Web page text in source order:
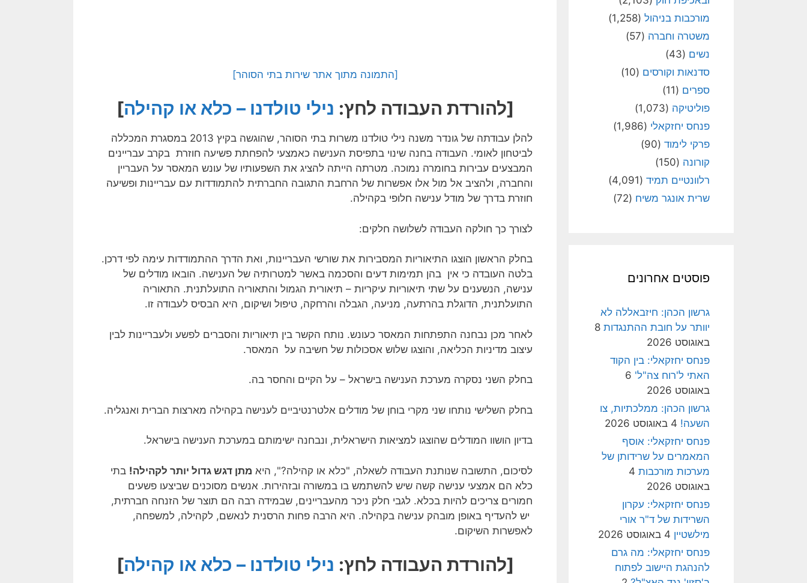
[התמונה מתוך אתר שירות בתי הסוהר]
[להורדת העבודה לחץ: נילי טולדנו – כלא או קהילה]
להלן עבודתה של גונדר משנה נילי טולדנו משרות בתי הסוהר, שהוגשה בקיץ 2013 במסגרת המכללה
לביטחון לאומי. העבודה בחנה שינוי בתפיסת הענישה כאמצעי להפחתת פשיעה חוזרת בקרב עבריינים
המבצעים עבירות בחומרה נמוכה. מטרתה הייתה להציג את השפעותיו של עונש המאסר על העבריין
והחברה, ולהציב אל מול אלו אפשרות של הרחבת התגובה החברתית להתמודדות עם עבריינות ופשיעה
חוזרת בדרך של מודל ענישה חלופי בקהילה.
לצורך כך חולקה העבודה לשלושה חלקים:
בחלק הראשון הוצגו התיאוריות המסבירות את שורשי העבריינות, ואת הדרך ההתמודדות עימה לפי דרכן.
בלטה העובדה כי אין בהן תמימות דעים והסכמה באשר למטרותיה של הענישה. הובאו מודלים של
ענישה, הנשענים על שתי תיאוריות עיקריות – תיאורית הגמול והתאוריה התועלתנית. התאוריה
התועלתנית, הדוגלת בהרתעה, מניעה, הגבלה והרחקה, טיפול ושיקום, היא הבסיס לעבודה זו.
לאחר מכן נבחנה התפתחות המאסר כעונש. נותח הקשר בין תיאוריות והסברים לפשע ולעבריינות לבין
עיצוב מדיניות הכליאה, והוצגו שלוש אסכולות של חשיבה על המאסר.
בחלק השני נסקרה מערכת הענישה בישראל – על הקיים והחסר בה.
בחלק השלישי נותחו שני מקרי בוחן של מודלים אלטרנטיביים לענישה בקהילה מארצות הברית ואנגליה.
בדיון הושוו המודלים שהוצגו למציאות הישראלית, ונבחנה ישימותם במערכת הענישה בישראל.
לסיכום, התשובה שנותנת העבודה לשאלה, "כלא או קהילה?", היא מתן דגש גדול יותר לקהילה! בתי
כלא הם אמצעי ענישה קשה שיש להשתמש בו במשורה ובזהירות. אנשים מסוכנים שביצעו פשעים
חמורים צריכים להיות בכלא. לגבי חלק ניכר מהעבריינים, שבמידה רבה הם תוצר של הזנחה חברתית,
יש להעדיף באופן מובהק ענישה בקהילה. היא הרבה פחות הרסנית לנאשם, לקהילה, למשפחה,
לאפשרות השיקום.
[להורדת העבודה לחץ: נילי טולדנו – כלא או קהילה]
מורכבות בניהול (1,258)
משטרה וחברה (57)
נשים (43)
סדנאות וקורסים (10)
ספרים (11)
פוליטיקה (1,073)
פנחס יחזקאלי (1,986)
פרקי לימוד (90)
קורונה (150)
רלוונטיים תמיד (4,091)
שרית אונגר משיח (72)
פוסטים אחרונים
גרשון הכהן: חיזבאללה לא
יוותר על חובת ההתנגדות 8
באוגוסט 2026
פנחס יחזקאלי: בין הקוד
האתי ל'רוח צה"ל' 6
באוגוסט 2026
גרשון הכהן: ממלכתיות, צו
השעה! 4 באוגוסט 2026
פנחס יחזקאלי: אוסף
המאמרים על שרידותן של
מערכות מורכבות 4
באוגוסט 2026
פנחס יחזקאלי: עקרון
השרידות של ד"ר אורי
מילשטיין 4 באוגוסט 2026
פנחס יחזקאלי: מה גרם
להנהגת היישוב לפתוח